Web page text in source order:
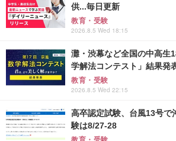
供...毎日更新
教育・受験
2026.8.5 Wed 18:15
灘・渋幕など全国の中高生
学解法コンテスト」結果発
教育・受験
2026.8.5 Wed 22:15
高卒認定試験、台風13号で
験は8/27-28